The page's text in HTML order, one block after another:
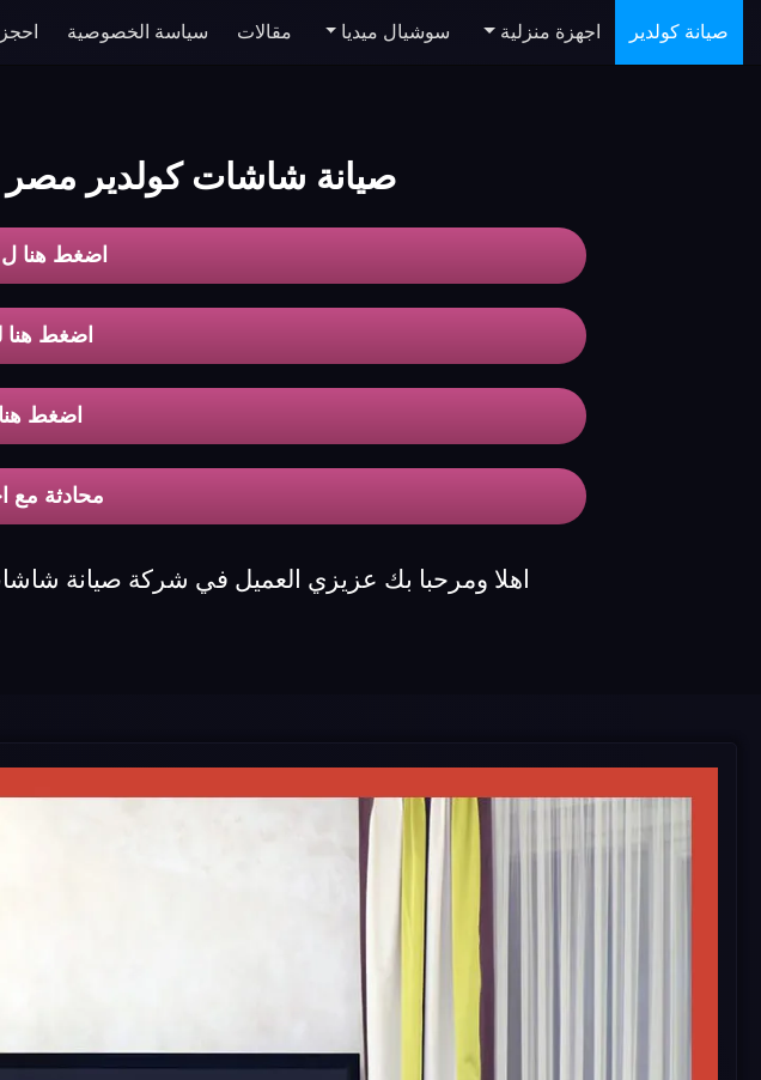
صيانة كولدير اجهزة منزلية سوشيال ميديا مقالات سياسة الخصوصية
صيانة شاشات كولدير مصر
اضغط هنا ل
اضغط هنا
اضغط
محادثة مع
اهلا ومرحبا بك عزيزي العميل في شركة صيانة